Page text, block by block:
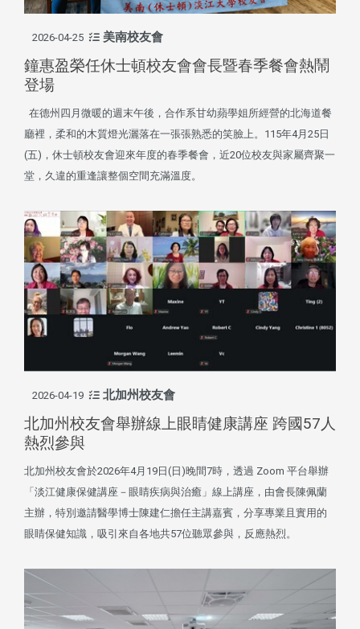
2026-04-25 美南校友會
鐘惠盈榮任休士頓校友會會長暨春季餐會熱鬧
登場
在德州四月微暖的週末午後，合作系甘幼蘋學姐所經營的北海道餐
廳裡，柔和的木質燈光灑落在一張張熟悉的笑臉上。115年4月25日
(五)，休士頓校友會迎來年度的春季餐會，近20位校友與家屬齊聚一
堂，久違的重逢讓整個空間充滿溫度。
2026-04-19 北加州校友會
北加州校友會舉辦線上眼睛健康講座 跨國57人
熱烈參與
北加州校友會於2026年4月19日(日)晚間7時，透過 Zoom 平台舉辦
「淡江健康保健講座－眼睛疾病與治癒」線上講座，由會長陳佩蘭
主辦，特別邀請醫學博士陳建仁擔任主講嘉賓，分享專業且實用的
眼睛保健知識，吸引來自各地共57位聽眾參與，反應熱烈。